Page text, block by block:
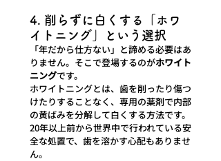
4. 削らずに白くする「ホワ
イトニング」という選択
「年だから仕方ない」と諦める必要はあ
りません。そこで登場するのがホワイト
ニングです。
ホワイトニングとは、歯を削ったり傷つ
けたりすることなく、専用の薬剤で内部
の黄ばみを分解して白くする方法です。
20年以上前から世界中で行われている安
全な処置で、歯を溶かす心配もありませ
ん。